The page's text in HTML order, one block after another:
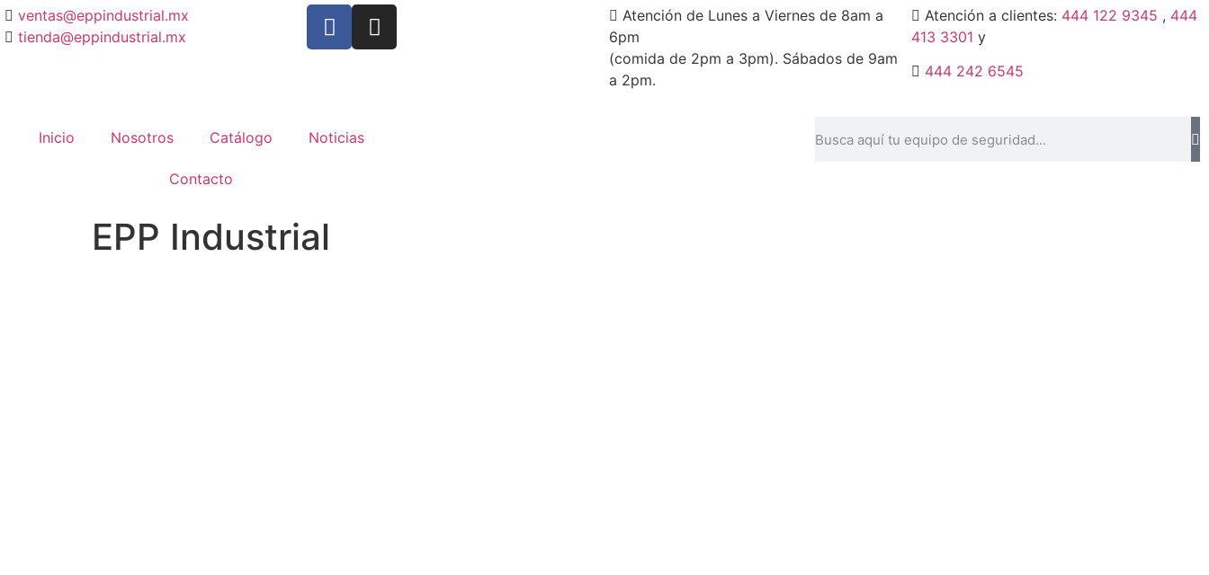
ventas@eppindustrial.mx
tienda@eppindustrial.mx
Atención de Lunes a Viernes de 8am a
6pm
(comida de 2pm a 3pm). Sábados de 9am
a 2pm.
Atención a clientes: 444 122 9345 , 444
413 3301 y
444 242 6545
Inicio Nosotros Catálogo Noticias
Contacto
EPP Industrial